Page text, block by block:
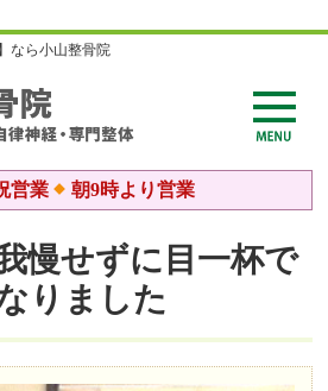
なら小山整骨院
営業 朝9時より営業
慢せずに目一杯で
りました